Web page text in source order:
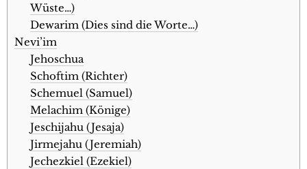
Wüste…)
Dewarim (Dies sind die Worte…)
Nevi’im
Jehoschua
Schoftim (Richter)
Schemuel (Samuel)
Melachim (Könige)
Jeschijahu (Jesaja)
Jirmejahu (Jeremiah)
Jechezkiel (Ezekiel)